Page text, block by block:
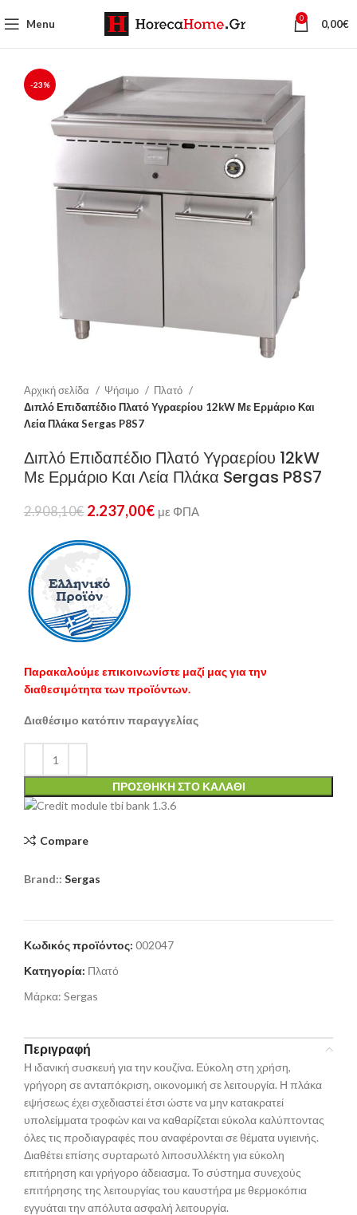
Menu 0 0,00€
-23%
Αρχική σελίδα Ψήσιμο
Πλατό
Διπλό Επιδαπέδιο Πλατό Υγραερίου 12kW Με Ερμάριο Και
Λεία Πλάκα Sergas P8S7
Διπλό Επιδαπέδιο Πλατό Υγραερίου 12kW
Με Ερμάριο Και Λεία Πλάκα Sergas P8S7
2.908,10€ 2.237,00€ με ΦΠΑ
Παρακαλούμε επικοινωνίστε μαζί μας για την
διαθεσιμότητα των προϊόντων.
Διαθέσιμο κατόπιν παραγγελίας
ΠΡΟΣΘΉΚΗ ΣΤΟ ΚΑΛΆΘΙ
Compare
Brand:: Sergas
Κωδικός προϊόντος: 002047
Κατηγορία: Πλατό
Μάρκα: Sergas
Περιγραφή
Η ιδανική συσκευή για την κουζίνα. Εύκολη στη χρήση,
γρήγορη σε ανταπόκριση, οικονομική σε λειτουργία. Η πλάκα
εψήσεως έχει σχεδιαστεί έτσι ώστε να μην κατακρατεί
υπολείμματα τροφών και να καθαρίζεται εύκολα καλύπτοντας
όλες τις προδιαγραφές που αναφέρονται σε θέματα υγιεινής.
Διαθέτει επίσης συρταρωτό λιποσυλλέκτη για εύκολη
επιτήρηση και γρήγορο άδειασμα. Το σύστημα συνεχούς
επιτήρησης της λειτουργίας του καυστήρα με θερμοκόπια
εγγυάται την απόλυτα ασφαλή λειτουργία.